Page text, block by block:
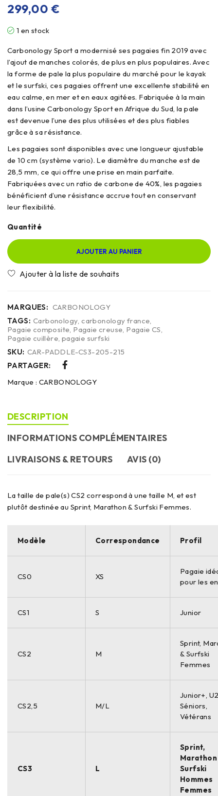
299,00€
1 en stock
Carbonology Sport a modernisé ses pagaies fin 2019 avec
l’ajout de manches colorés, de plus en plus populaires. Avec
la forme de pale la plus populaire du marché pour le kayak
et le surfski, ces pagaies offrent une excellente stabilité en
eau calme, en mer et en eaux agitées. Fabriquée à la main
dans l’usine Carbonology Sport en Afrique du Sud, la pale
est devenue l’une des plus utilisées et des plus fiables
grâce à sa résistance.
Les pagaies sont disponibles avec une longueur ajustable
de 10 cm (système vario). Le diamètre du manche est de
28,5 mm, ce qui offre une prise en main parfaite.
Fabriquées avec un ratio de carbone de 40%, les pagaies
bénéficient d’une résistance accrue tout en conservant
leur flexibilité.
Quantité
AJOUTER AU PANIER
MARQUES: CARBONOLOGY
TAGS: Carbonology ,carbonology france
Pagaie composite Pagaie creuse Pagaie CS
Pagaie cuillère pagaie surfski
SKU: CAR-PADDLE-CS3-205-215
PARTAGER:
Marque : CARBONOLOGY
DESCRIPTION
INFORMATIONS COMPLÉMENTAIRES
LIVRAISONS & RETOURS
AVIS (0)
La taille de pale(s) CS2 correspond à une taille M, et est
plutôt destinée au Sprint, Marathon & Surfski Femmes.
Modèle Correspondance Profil
CS0 XS
Pagaie
pour les
CS1 S Junior
CS2 M
Sprint,
& Surfski
Femmes
CS2,5 M/L
Junior+,
Séniors,
Vétérans
CS3 L
Sprint,
Marathon
Surfski
Hommes
Femmes